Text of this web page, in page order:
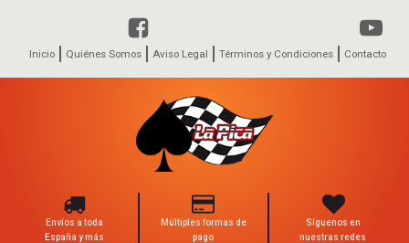
Inicio Quiénes Somos Aviso Legal Términos y Condiciones Contacto
Envíos a toda
España y más
Múltiples formas de
pago
Síguenos en
nuestras redes